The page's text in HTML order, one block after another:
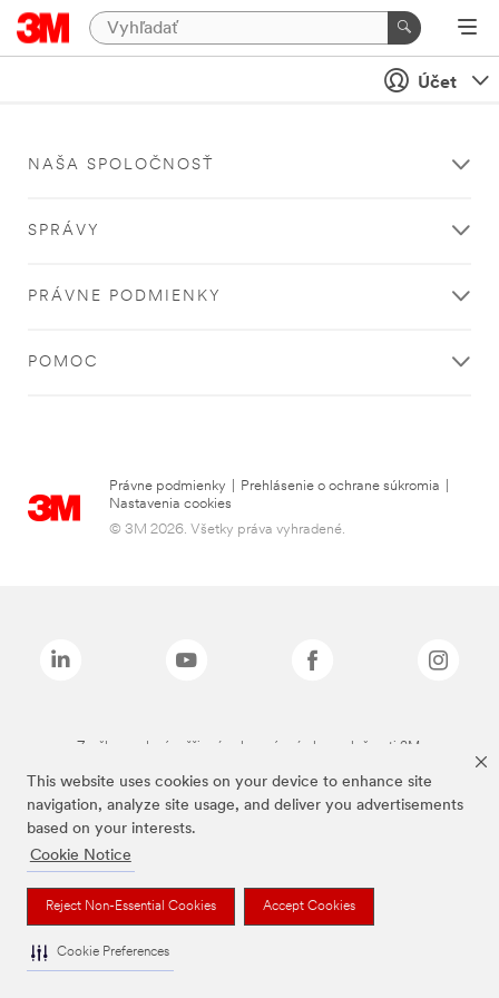
This website uses cookies on your device to enhance site
navigation, analyze site usage, and deliver you advertisements
based on your interests.
Cookie Notice
Reject Non-Essential Cookies Accept Cookies
Cookie Preferences
Účet
NAŠA SPOLOČNOSŤ
SPRÁVY
PRÁVNE PODMIENKY
POMOC
Právne podmienky Prehlásenie o ochrane súkromia
Nastavenia cookies
© 3M 2026. Všetky práva vyhradené.
Značky uvedené vyššie sú ochranné známky spoločnosti 3M.